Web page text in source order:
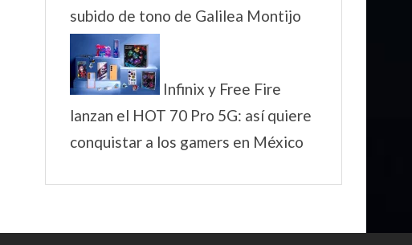
subido de tono de Galilea Montijo
Infinix y Free Fire
lanzan el HOT 70 Pro 5G: así quiere
conquistar a los gamers en México